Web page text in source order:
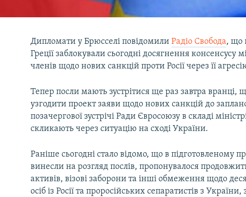
Дипломати у Брюсселі повідомилиРадіо Свобода, що
Греції заблокували сьогодні досягнення консенсусу
членів щодо нових санкцій проти Росії через її
Тепер посли мають зустрітися ще раз завтра вранці,
узгодити проект заяви щодо нових санкцій до
позачергової зустрічі Ради Євросоюзу в складі
скликають через ситуацію на сході України.
Раніше сьогодні стало відомо, що в підготовленому
винесли на розгляд послів, пропонувалося
активів, візові заборони та інші обмеження щодо
осіб із Росії та проросійських сепаратистів з